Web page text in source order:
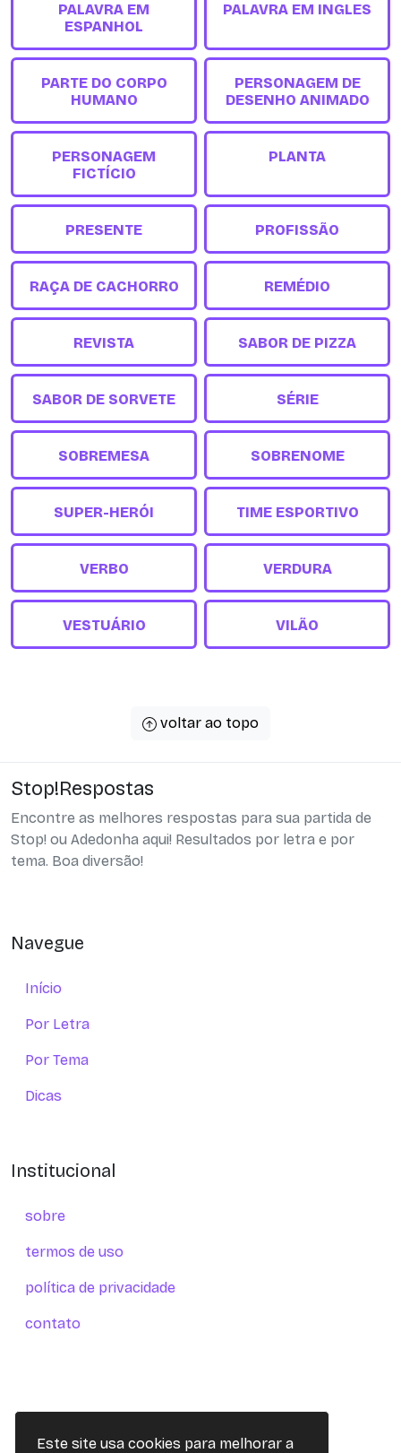
Este site usa cookies para melhorar a
PALAVRA EM
ESPANHOL
PALAVRA EM INGLES
PARTE DO CORPO
HUMANO
PERSONAGEM DE
DESENHO ANIMADO
PERSONAGEM
FICTÍCIO
PLANTA
PRESENTE PROFISSÃO
RAÇA DE CACHORRO REMÉDIO
REVISTA SABOR DE PIZZA
SABOR DE SORVETE SÉRIE
SOBREMESA SOBRENOME
SUPER-HERÓI TIME ESPORTIVO
VERBO VERDURA
VESTUÁRIO VILÃO
voltar ao topo
Stop!Respostas
Encontre as melhores respostas para sua partida de
Stop! ou Adedonha aqui! Resultados por letra e por
tema. Boa diversão!
Navegue
Início
Por Letra
Por Tema
Dicas
Institucional
sobre
termos de uso
política de privacidade
contato